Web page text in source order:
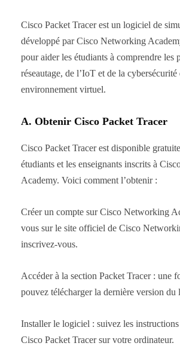
Cisco Packet Tracer est un logiciel de
développé par Cisco Networking
pour aider les étudiants à comprendre les
réseautage, de l’IoT et de la cybersécurité
environnement virtuel.
A. Obtenir Cisco Packet Tracer
Cisco Packet Tracer est disponible
étudiants et les enseignants inscrits à
Academy. Voici comment l’obtenir :
Créer un compte sur Cisco Networking
vous sur le site officiel de Cisco
inscrivez-vous.
Accéder à la section Packet Tracer : une
pouvez télécharger la dernière version du
Installer le logiciel : suivez les
Cisco Packet Tracer sur votre ordinateur.